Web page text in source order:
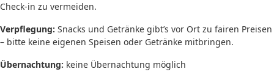
Check-in zu vermeiden.
Verpflegung: Snacks und Getränke gibt’s vor Ort zu fairen Preisen
– bitte keine eigenen Speisen oder Getränke mitbringen.
Übernachtung: keine Übernachtung möglich